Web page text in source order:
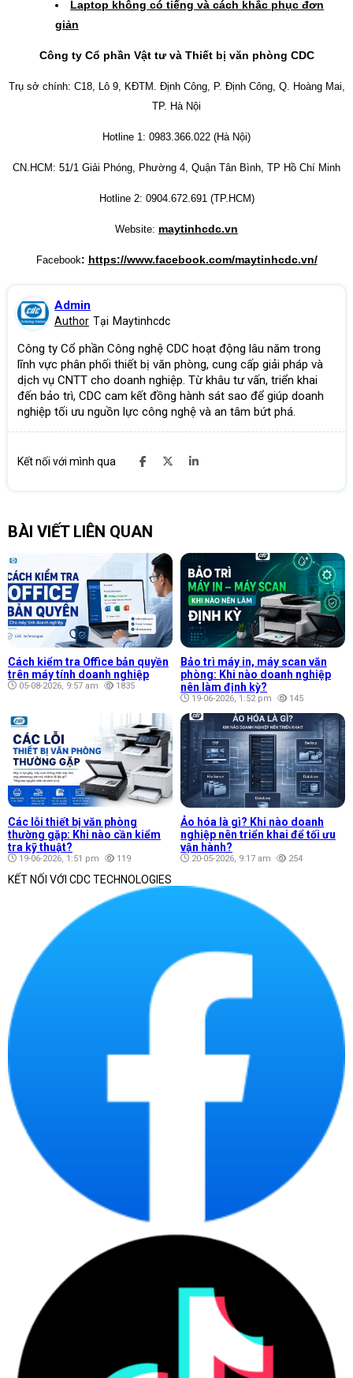
Laptop không có tiếng và cách khắc phục đơn
giản
Công ty Cổ phần Vật tư và Thiết bị văn phòng CDC
Trụ sở chính: C18, Lô 9, KĐTM. Định Công, P. Định Công, Q. Hoàng Mai,
TP. Hà Nội
Hotline 1: 0983.366.022 (Hà Nội)
CN.HCM: 51/1 Giải Phóng, Phường 4, Quận Tân Bình, TP Hồ Chí Minh
Hotline 2: 0904.672.691 (TP.HCM)
Website: maytinhcdc.vn
Facebook: https://www.facebook.com/maytinhcdc.vn/
Admin
Author Tại Maytinhcdc
Công ty Cổ phần Công nghệ CDC hoạt động lâu năm trong
lĩnh vực phân phối thiết bị văn phòng, cung cấp giải pháp và
dịch vụ CNTT cho doanh nghiệp. Từ khâu tư vấn, triển khai
đến bảo trì, CDC cam kết đồng hành sát sao để giúp doanh
nghiệp tối ưu nguồn lực công nghệ và an tâm bứt phá.
Kết nối với mình qua
BÀI VIẾT LIÊN QUAN
Cách kiểm tra Office bản quyền
trên máy tính doanh nghiệp
05-08-2026, 9:57 am 1835
Bảo trì máy in, máy scan văn
phòng: Khi nào doanh nghiệp
nên làm định kỳ?
19-06-2026, 1:52 pm 145
Các lỗi thiết bị văn phòng
thường gặp: Khi nào cần kiểm
tra kỹ thuật?
19-06-2026, 1:51 pm 119
Ảo hóa là gì? Khi nào doanh
nghiệp nên triển khai để tối ưu
vận hành?
20-05-2026, 9:17 am 254
KẾT NỐI VỚI CDC TECHNOLOGIES